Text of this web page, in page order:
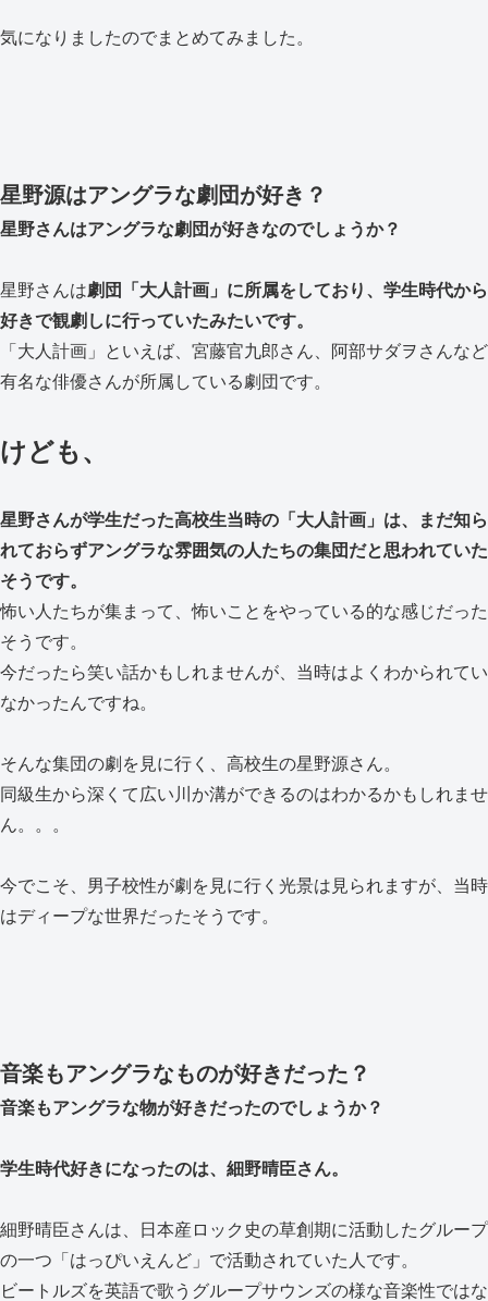
気になりましたのでまとめてみました。
星野源はアングラな劇団が好き？
星野さんはアングラな劇団が好きなのでしょうか？
星野さんは劇団「大人計画」に所属をしており、学生時代から
好きで観劇しに行っていたみたいです。
「大人計画」といえば、宮藤官九郎さん、阿部サダヲさんなど
有名な俳優さんが所属している劇団です。
けども、
星野さんが学生だった高校生当時の「大人計画」は、まだ知ら
れておらずアングラな雰囲気の人たちの集団だと思われていた
そうです。
怖い人たちが集まって、怖いことをやっている的な感じだった
そうです。
今だったら笑い話かもしれませんが、当時はよくわかられてい
なかったんですね。
そんな集団の劇を見に行く、高校生の星野源さん。
同級生から深くて広い川か溝ができるのはわかるかもしれませ
ん。。。
今でこそ、男子校性が劇を見に行く光景は見られますが、当時
はディープな世界だったそうです。
音楽もアングラなものが好きだった？
音楽もアングラな物が好きだったのでしょうか？
学生時代好きになったのは、細野晴臣さん。
細野晴臣さんは、日本産ロック史の草創期に活動したグループ
の一つ「はっぴいえんど」で活動されていた人です。
ビートルズを英語で歌うグループサウンズの様な音楽性ではな